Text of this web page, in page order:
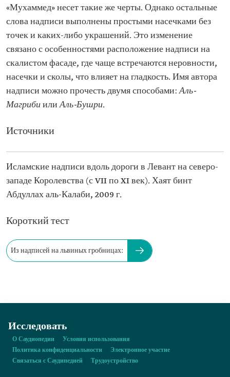
«Мухаммед» несет такие же черты. Однако остальные
слова надписи выполнены простыми насечками без
точек и каких-либо украшений. Это изменение
связано с особенностями расположение надписи на
скалистом фасаде, где чаще встречаются неровности,
насечки и сколы, что влияет на гладкость. Имя автора
надписи можно прочесть двумя способами:Аль-
МагрибиилиАль-Бушри.
Источники
Исламские надписи вдоль дороги в Левант на северо-
западе Королевства (с VII по XI век). Хаят бинт
Абдуллах аль-Калаби, 2009 г.
Короткий тест
Из надписей на львиных гробницах:
Исследовать
О Саудиопедии
Условия использования
Политика конфиденциальности
Электронное участие
Связаться с Саудипедией
Трудоустройство